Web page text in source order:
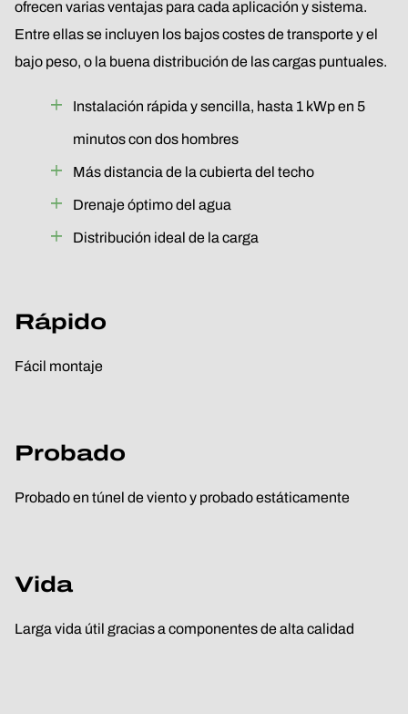
ofrecen varias ventajas para cada aplicación y sistema.
Entre ellas se incluyen los bajos costes de transporte y el
bajo peso, o la buena distribución de las cargas puntuales.
Instalación rápida y sencilla, hasta 1 kWp en 5
minutos con dos hombres
Más distancia de la cubierta del techo
Drenaje óptimo del agua
Distribución ideal de la carga
Rápido
Fácil montaje
Probado
Probado en túnel de viento y probado estáticamente
Vida
Larga vida útil gracias a componentes de alta calidad